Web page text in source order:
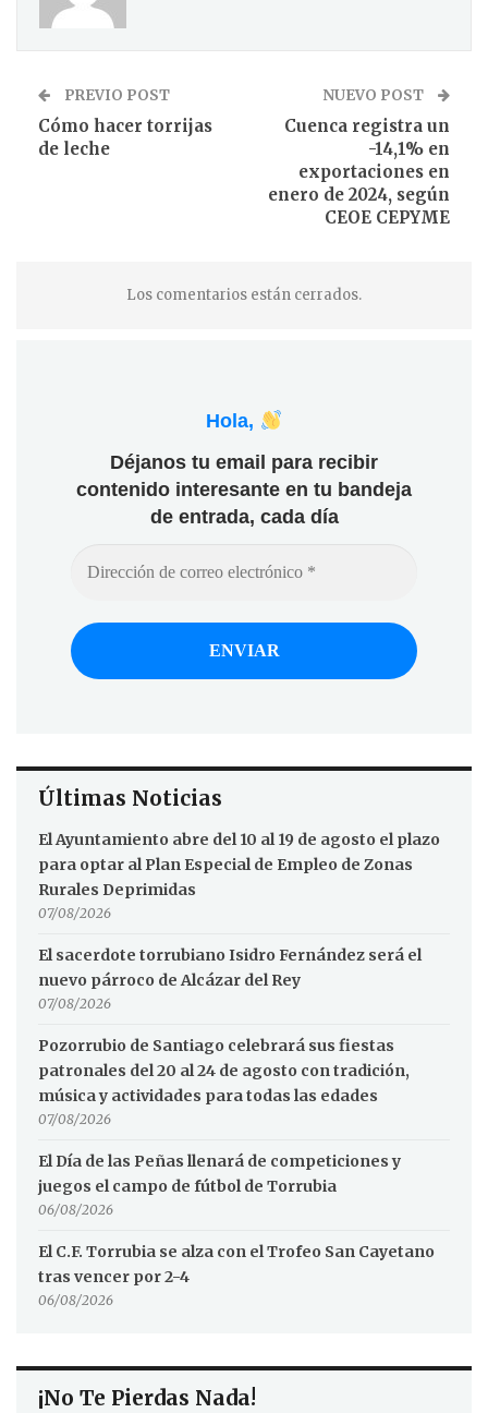
PREVIO POST
Cómo hacer torrijas
de leche
NUEVO POST
Cuenca registra un
-14,1% en
exportaciones en
enero de 2024, según
CEOE CEPYME
Los comentarios están cerrados.
Hola,
Déjanos tu email para recibir
contenido interesante en tu bandeja
de entrada, cada día
Últimas Noticias
El Ayuntamiento abre del 10 al 19 de agosto el plazo
para optar al Plan Especial de Empleo de Zonas
Rurales Deprimidas
07/08/2026
El sacerdote torrubiano Isidro Fernández será el
nuevo párroco de Alcázar del Rey
07/08/2026
Pozorrubio de Santiago celebrará sus fiestas
patronales del 20 al 24 de agosto con tradición,
música y actividades para todas las edades
07/08/2026
El Día de las Peñas llenará de competiciones y
juegos el campo de fútbol de Torrubia
06/08/2026
El C.F. Torrubia se alza con el Trofeo San Cayetano
tras vencer por 2-4
06/08/2026
¡No Te Pierdas Nada!